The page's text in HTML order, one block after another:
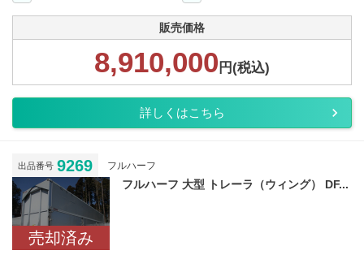
販売価格
8,910,000 円(税込)
詳しくはこちら
出品番号 9269 フルハーフ
売却済み
フルハーフ 大型 トレーラ（ウィング） DF...